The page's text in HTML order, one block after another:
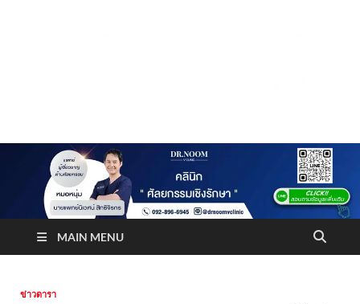
Truststoreonline
MAIN MENU
ข่าวดารา